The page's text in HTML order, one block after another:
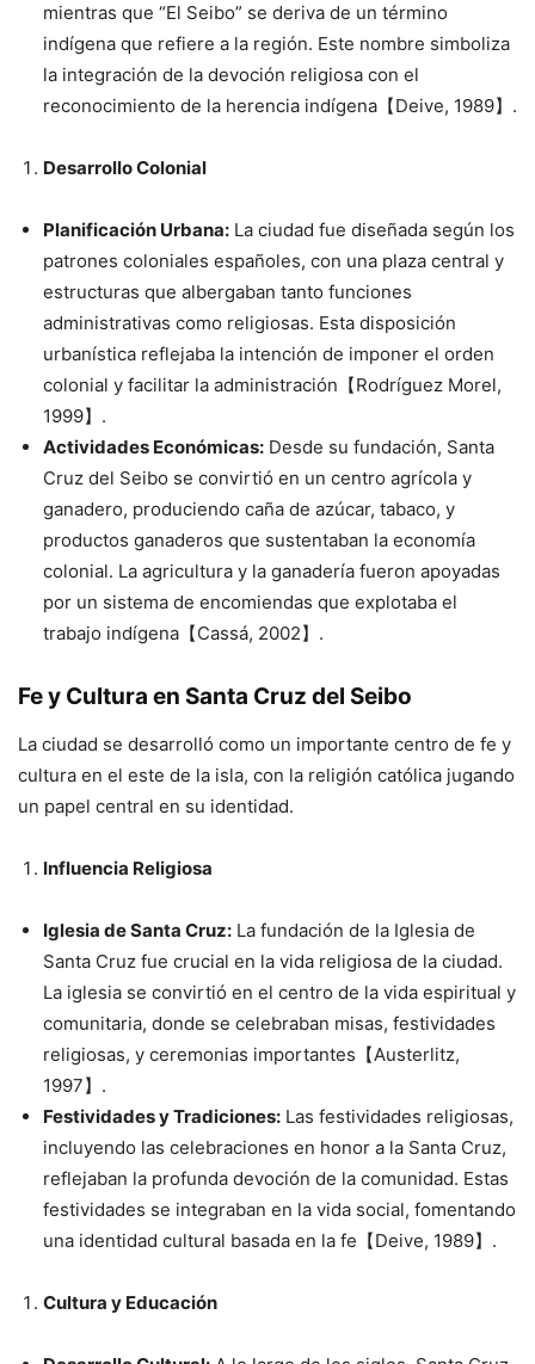
mientras que “El Seibo” se deriva de un término
indígena que refiere a la región. Este nombre simboliza
la integración de la devoción religiosa con el
reconocimiento de la herencia indígena【Deive, 1989】.
Desarrollo Colonial
Planificación Urbana: La ciudad fue diseñada según los
patrones coloniales españoles, con una plaza central y
estructuras que albergaban tanto funciones
administrativas como religiosas. Esta disposición
urbanística reflejaba la intención de imponer el orden
colonial y facilitar la administración【Rodríguez Morel,
1999】.
Actividades Económicas: Desde su fundación, Santa
Cruz del Seibo se convirtió en un centro agrícola y
ganadero, produciendo caña de azúcar, tabaco, y
productos ganaderos que sustentaban la economía
colonial. La agricultura y la ganadería fueron apoyadas
por un sistema de encomiendas que explotaba el
trabajo indígena【Cassá, 2002】.
Fe y Cultura en Santa Cruz del Seibo
La ciudad se desarrolló como un importante centro de fe y
cultura en el este de la isla, con la religión católica jugando
un papel central en su identidad.
Influencia Religiosa
Iglesia de Santa Cruz: La fundación de la Iglesia de
Santa Cruz fue crucial en la vida religiosa de la ciudad.
La iglesia se convirtió en el centro de la vida espiritual y
comunitaria, donde se celebraban misas, festividades
religiosas, y ceremonias importantes【Austerlitz,
1997】.
Festividades y Tradiciones: Las festividades religiosas,
incluyendo las celebraciones en honor a la Santa Cruz,
reflejaban la profunda devoción de la comunidad. Estas
festividades se integraban en la vida social, fomentando
una identidad cultural basada en la fe【Deive, 1989】.
Cultura y Educación